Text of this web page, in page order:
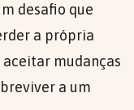
desafio que
a própria
aceitar mudanças
a um